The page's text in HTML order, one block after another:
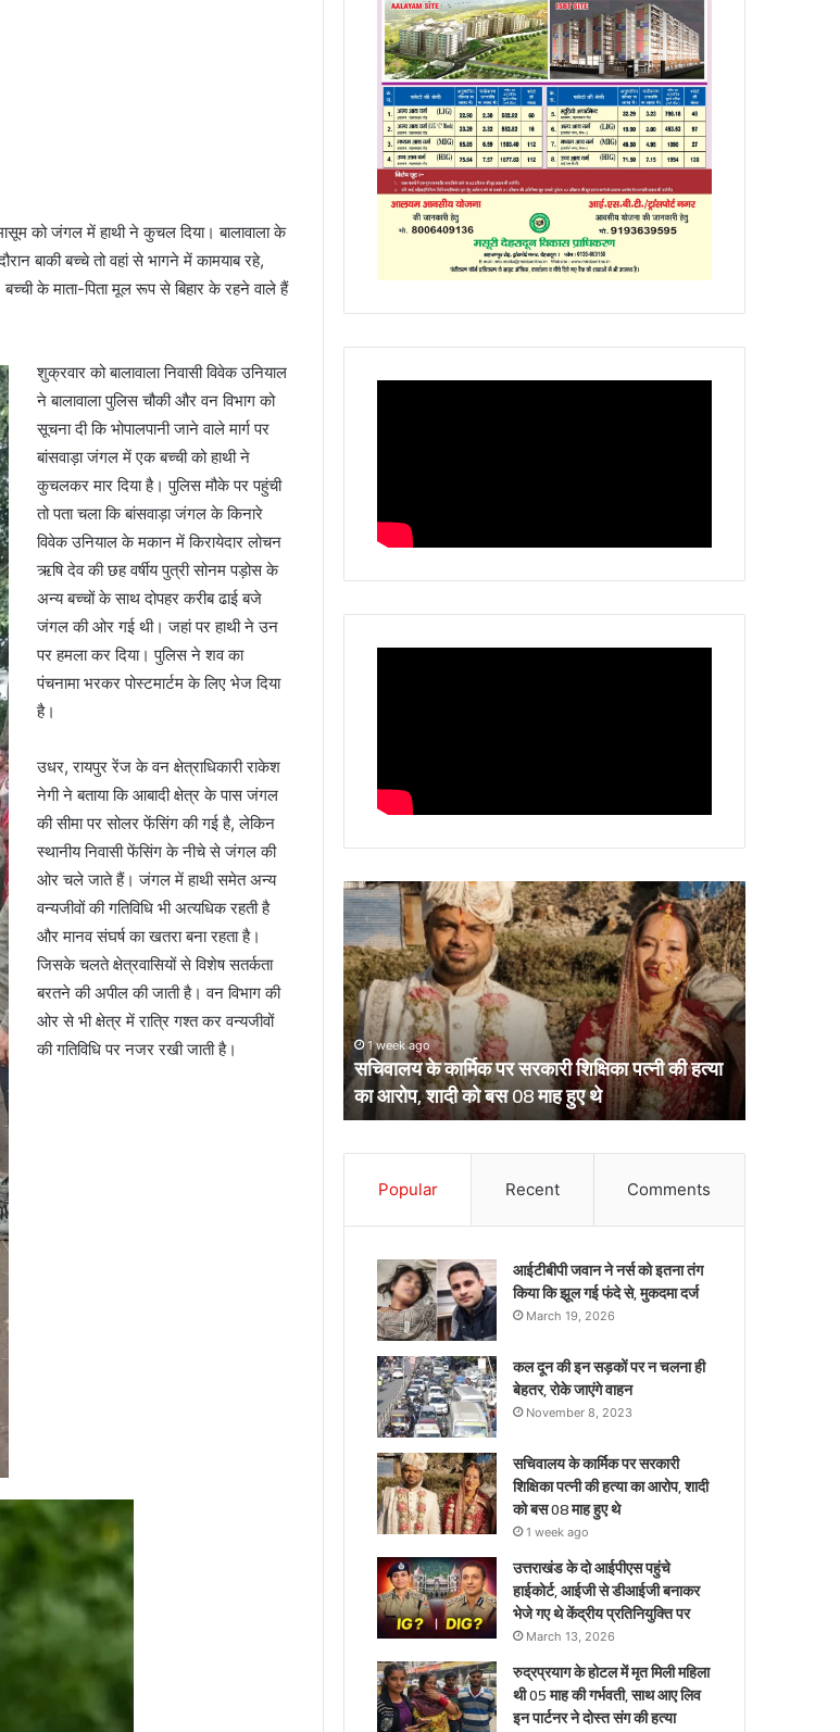
को जंगल में हाथी ने कुचल दिया। बालावाला के
बाकी बच्चे तो वहां से भागने में कामयाब रहे,
के माता-पिता मूल रूप से बिहार के रहने वाले हैं
शुक्रवार को बालावाला निवासी विवेक उनियाल
ने बालावाला पुलिस चौकी और वन विभाग को
सूचना दी कि भोपालपानी जाने वाले मार्ग पर
बांसवाड़ा जंगल में एक बच्ची को हाथी ने
कुचलकर मार दिया है। पुलिस मौके पर पहुंची
तो पता चला कि बांसवाड़ा जंगल के किनारे
विवेक उनियाल के मकान में किरायेदार लोचन
ऋषि देव की छह वर्षीय पुत्री सोनम पड़ोस के
अन्य बच्चों के साथ दोपहर करीब ढाई बजे
जंगल की ओर गई थी। जहां पर हाथी ने उन
पर हमला कर दिया। पुलिस ने शव का
पंचनामा भरकर पोस्टमार्टम के लिए भेज दिया
है।
उधर, रायपुर रेंज के वन क्षेत्राधिकारी राकेश
नेगी ने बताया कि आबादी क्षेत्र के पास जंगल
की सीमा पर सोलर फेंसिंग की गई है, लेकिन
स्थानीय निवासी फेंसिंग के नीचे से जंगल की
ओर चले जाते हैं। जंगल में हाथी समेत अन्य
वन्यजीवों की गतिविधि भी अत्यधिक रहती है
और मानव संघर्ष का खतरा बना रहता है।
जिसके चलते क्षेत्रवासियों से विशेष सतर्कता
बरतने की अपील की जाती है। वन विभाग की
ओर से भी क्षेत्र में रात्रि गश्त कर वन्यजीवों
की गतिविधि पर नजर रखी जाती है।
8, 2023
इन सड़कों पर न चलना ही बेहतर, रोके जाएंगे
सचिवालय
के
कार्मिक
पर
सरकारी
शिक्षिका
पत्नी
की
हत्या
का
आरोप,
माह
1 week ago
सचिवालय के कार्मिक पर सरकारी शिक्षिका पत्नी की हत्या
का आरोप, शादी को बस 08 माह हुए थे
उत्तराखंड
के
दो
आईपीएस
पहुंचे
हाईकोर्ट,
आईजी
भेजे
Popular Recent Comments
आईटीबीपी जवान ने नर्स को इतना तंग
किया कि झूल गई फंदे से, मुकदमा दर्ज
March 19, 2026
कल दून की इन सड़कों पर न चलना ही
बेहतर, रोके जाएंगे वाहन
November 8, 2023
सचिवालय के कार्मिक पर सरकारी
शिक्षिका पत्नी की हत्या का आरोप, शादी
को बस 08 माह हुए थे
1 week ago
उत्तराखंड के दो आईपीएस पहुंचे
हाईकोर्ट, आईजी से डीआईजी बनाकर
भेजे गए थे केंद्रीय प्रतिनियुक्ति पर
March 13, 2026
रुद्रप्रयाग के होटल में मृत मिली महिला
थी 05 माह की गर्भवती, साथ आए लिव
इन पार्टनर ने दोस्त संग की हत्या